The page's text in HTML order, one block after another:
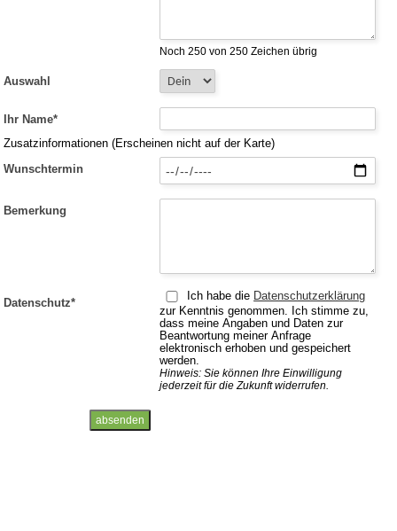
Noch 250 von 250 Zeichen übrig
Auswahl
Ihr Name*
Zusatzinformationen (Erscheinen nicht auf der Karte)
Wunschtermin
Bemerkung
Datenschutz*
Ich habe die Datenschutzerklärung
zur Kenntnis genommen. Ich stimme zu,
dass meine Angaben und Daten zur
Beantwortung meiner Anfrage
elektronisch erhoben und gespeichert
werden.
Hinweis: Sie können Ihre Einwilligung
jederzeit für die Zukunft widerrufen.